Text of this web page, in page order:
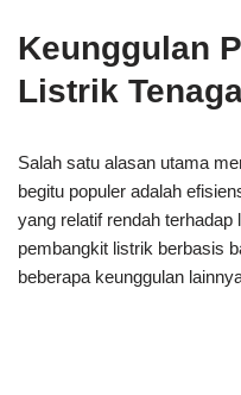
Keunggulan
Listrik
Salah satu alasan utama
begitu populer adalah
yang relatif rendah terhadap
pembangkit listrik berbasis
beberapa keunggulan